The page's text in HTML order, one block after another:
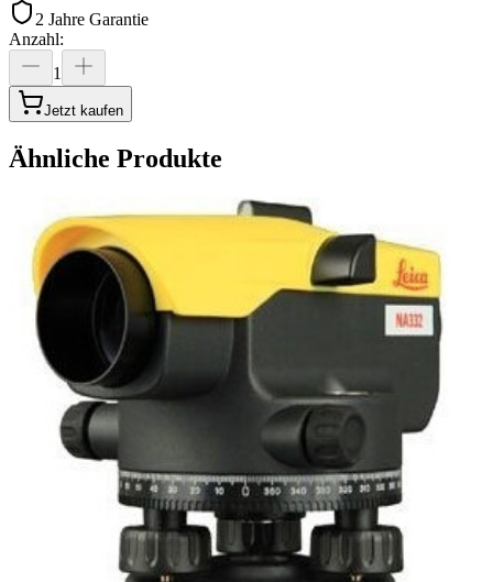
2 Jahre Garantie
Anzahl:
1
Jetzt kaufen
Ähnliche Produkte